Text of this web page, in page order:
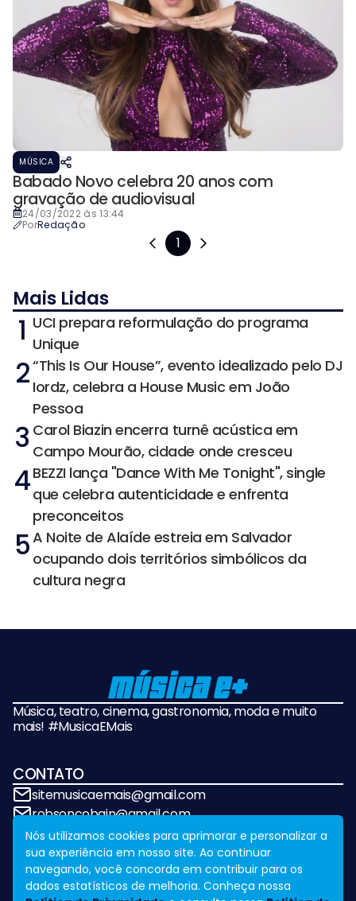
MÚSICA
Babado Novo celebra 20 anos com
gravação de audiovisual
24/03/2022 às 13:44
PorRedação
1
Mais Lidas
1 UCI prepara reformulação do programa
Unique
2“This Is Our House”, evento idealizado pelo DJ
Iordz, celebra a House Music em João
Pessoa
3 Carol Biazin encerra turnê acústica em
Campo Mourão, cidade onde cresceu
4BEZZI lança "Dance With Me Tonight", single
que celebra autenticidade e enfrenta
preconceitos
5A Noite de Alaíde estreia em Salvador
ocupando dois territórios simbólicos da
cultura negra
Música, teatro, cinema, gastronomia, moda e muito
mais! #MusicaEMais
CONTATO
sitemusicaemais@gmail.com
robsoncobain@gmail.com
REDES SOCIAIS
Nós utilizamos cookies para aprimorar e personalizar a
sua experiência em nosso site. Ao continuar
navegando, você concorda em contribuir para os
dados estatísticos de melhoria. Conheça nossa